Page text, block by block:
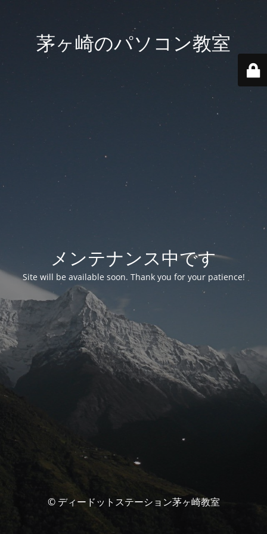
茅ヶ崎のパソコン教室
メンテナンス中です
Site will be available soon. Thank you for your patience!
© ディードットステーション茅ヶ崎教室